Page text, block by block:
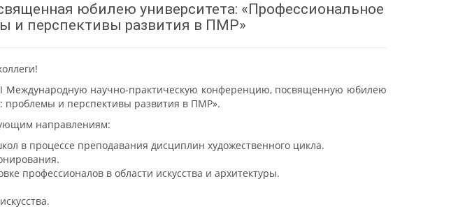
юбилею университета: «Профессиональное
и перспективы развития в ПМР»
Международную научно-практическую конференцию, посвященную юбилею
проблемы и перспективы развития в ПМР».
направлениям:
в процессе преподавания дисциплин художественного цикла.
профессионалов в области искусства и архитектуры.